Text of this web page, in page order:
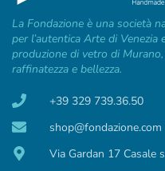
La Fondazione è una società
per l’autentica Arte di Venezia
produzione di vetro di
raffinatezza e bellezza.
+39 329 739.36.50
shop@fondazione.com
Via Gardan 17 Casale